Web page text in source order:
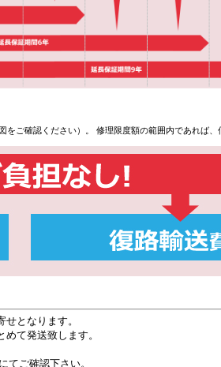
ご確認ください）。 修理限度額の範囲内であれば
となります。
て発送致します。
てご確認下さい。